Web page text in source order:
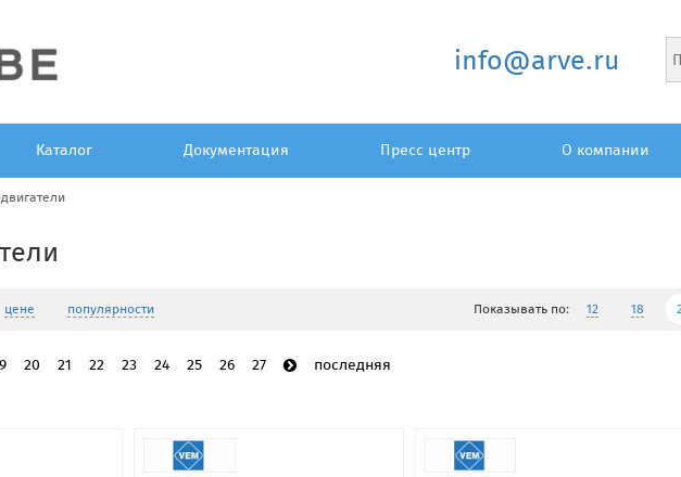
info@arve.ru
Каталог Документация Пресс центр О компании
цене популярности Показывать по: 12 18
20 21 22 23 24 25 26 27 последняя